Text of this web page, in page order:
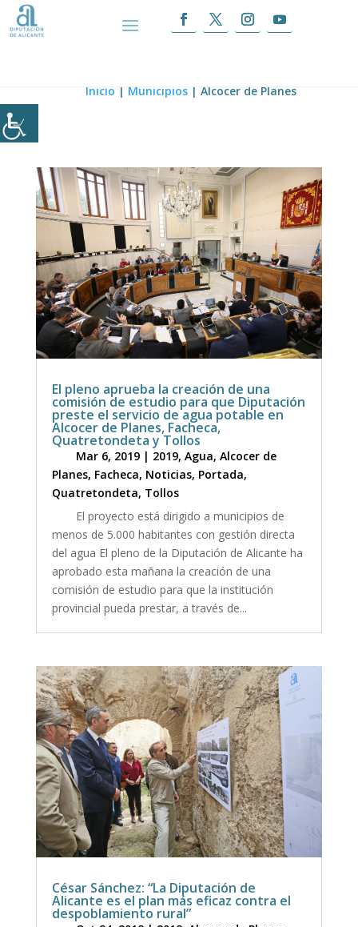
Inicio | Municipios| Alcocer de Planes
El pleno aprueba la creación de una
comisión de estudio para que Diputación
preste el servicio de agua potable en
Alcocer de Planes, Facheca,
Quatretondeta y Tollos
Mar 6, 2019| 2019, Agua, Alcocer de
Planes, Facheca, Noticias, Portada,
Quatretondeta, Tollos
El proyecto está dirigido a municipios de
menos de 5.000 habitantes con gestión directa
del agua El pleno de la Diputación de Alicante ha
aprobado esta mañana la creación de una
comisión de estudio para que la institución
provincial pueda prestar, a través de...
César Sánchez: “La Diputación de
Alicante es el plan más eficaz contra el
despoblamiento rural”